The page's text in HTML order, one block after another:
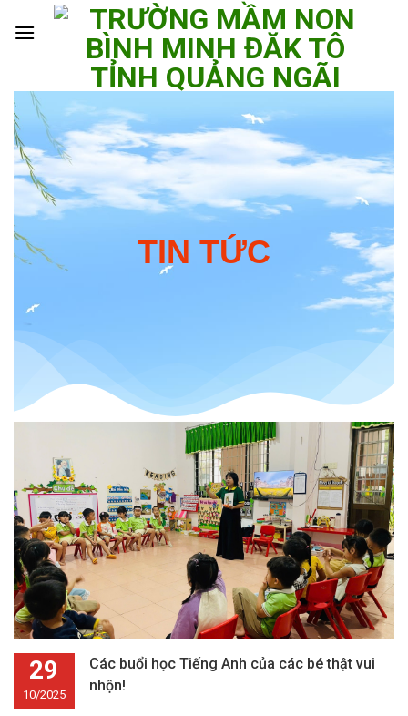
TIN TỨC
29
10/2025
Các buổi học Tiếng Anh của các bé thật vui
nhộn!